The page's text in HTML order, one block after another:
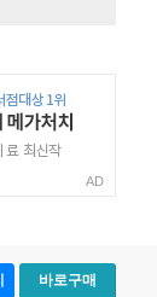
AD
바로구매